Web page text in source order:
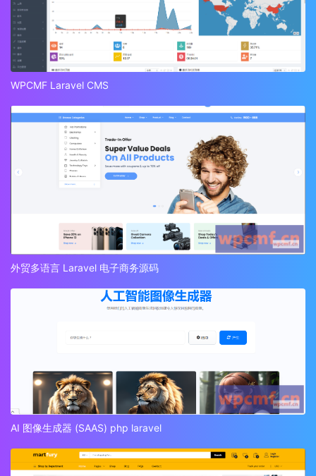
WPCMF Laravel CMS
外贸多语言 Laravel 电子商务源码
AI 图像生成器 (SAAS) php laravel